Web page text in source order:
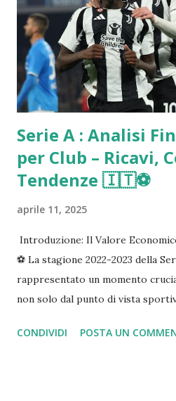
Serie A : Analisi
per Club – Ricavi,
Tendenze 🇮🇹⚽️
aprile 11, 2025
Introduzione: Il Valore
⚽️ La stagione 2022-2023 della
rappresentato un momento
non solo dal punto di vista
post-pandemica e di rinnovate
CONDIVIDI POSTA UN